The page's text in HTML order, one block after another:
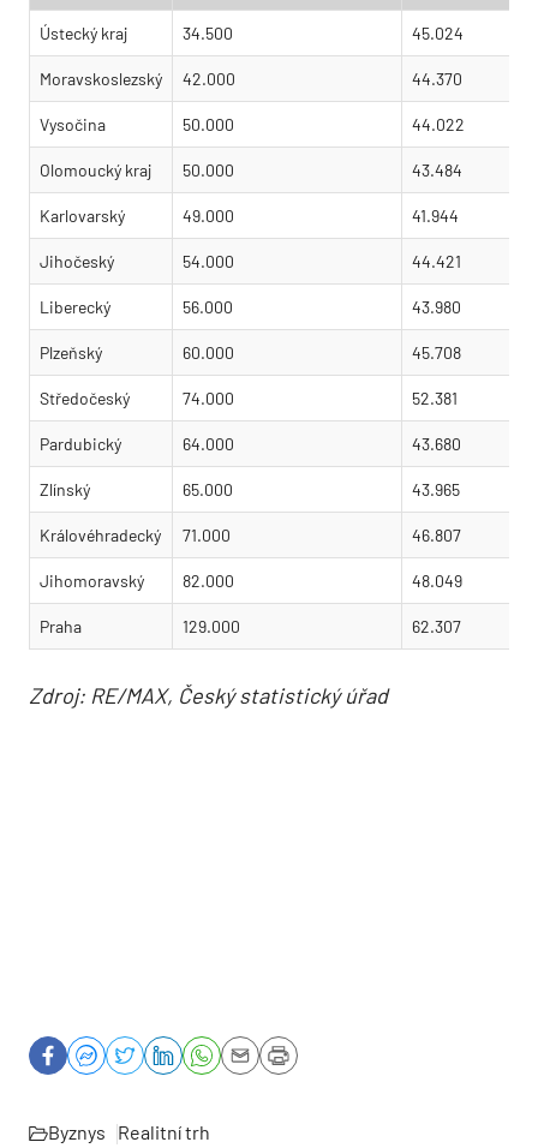
Ústecký kraj 34.500 45.024
Moravskoslezský 42.000 44.370
Vysočina 50.000 44.022
Olomoucký kraj 50.000 43.484
Karlovarský 49.000 41.944
Jihočeský 54.000 44.421
Liberecký 56.000 43.980
Plzeňský 60.000 45.708
Středočeský 74.000 52.381
Pardubický 64.000 43.680
Zlínský 65.000 43.965
Královéhradecký 71.000 46.807
Jihomoravský 82.000 48.049
Praha 129.000 62.307
Zdroj: RE/MAX, Český statistický úřad
Byznys
Realitní trh